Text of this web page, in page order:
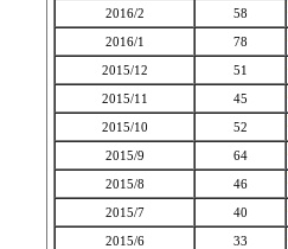
2016/2
58
2016/1
78
2015/12
51
2015/11
45
2015/10
52
2015/9
64
2015/8
46
2015/7
40
2015/6
33